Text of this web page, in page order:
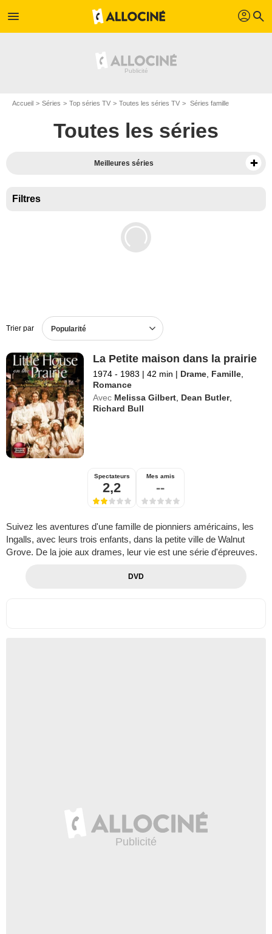
menu profil search
Accueil Séries Top séries TV Toutes les séries TV Séries famille
Toutes les séries
Meilleures séries
Filtres
Trier par Popularité
La Petite maison dans la prairie
1974 - 1983 | 42 min | Drame Famille
Romance
Avec Melissa Gilbert Dean Butler,
Richard Bull
Spectateurs
2,2
Mes amis
--
Suivez les aventures d'une famille de pionniers américains, les
Ingalls, avec leurs trois enfants, dans la petite ville de Walnut
Grove. De la joie aux drames, leur vie est une série d'épreuves.
DVD